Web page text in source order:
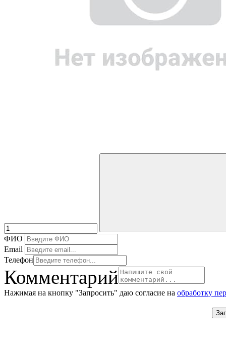
ФИО
Email
Телефон
Комментарий
Нажимая на кнопку "Запросить" даю согласие на обработку